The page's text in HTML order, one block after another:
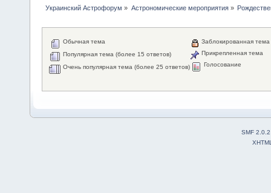
Украинский Астрофорум » Астрономические мероприятия»
Обычная тема
Популярная тема (более 15 ответов)
Очень популярная тема (более 25 ответов)
Заблокированная тема
Прикрепленная тема
Голосование
SMF 2.0.2